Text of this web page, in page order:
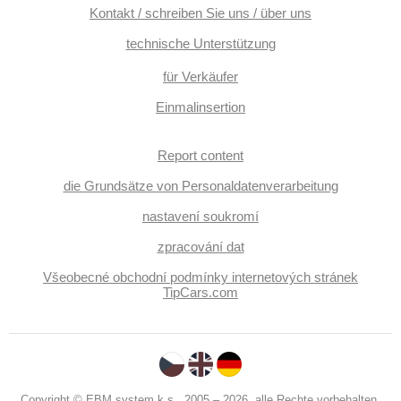
Kontakt / schreiben Sie uns / über uns
technische Unterstützung
für Verkäufer
Einmalinsertion
Report content
die Grundsätze von Personaldatenverarbeitung
nastavení soukromí
zpracování dat
Všeobecné obchodní podmínky internetových stránek
TipCars.com